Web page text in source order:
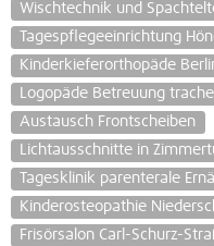
Wischtechnik und
Tagespflegeeinrichtung
Kinderkieferorthopäde
Logopäde Betreuung
Austausch Frontscheiben
Lichtausschnitte in
Tagesklinik parenterale
Kinderosteopathie
Frisörsalon Carl-Schurz-